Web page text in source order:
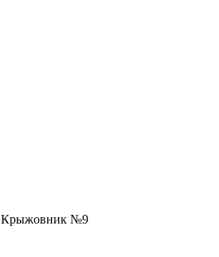
Крыжовник №9